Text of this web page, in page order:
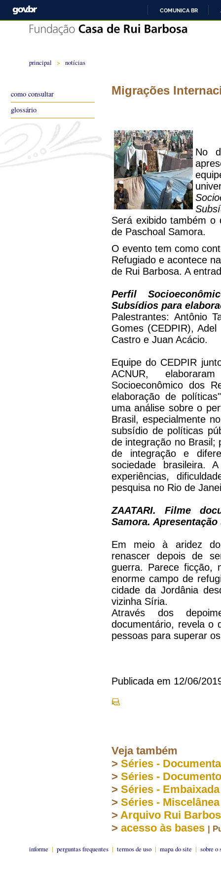
COMUNICA BR
principal > notícias
Migrações
No
Será exibido também o
de Paschoal Samora.
O evento tem como
Refugiado e acontece
de Rui Barbosa. A
Perfil
Subsídios para
Palestrantes: Antônio
Gomes (CEDPIR),
Castro e Juan Acácio.
Equipe do CEDPIR
ACNUR,
Socioeconômico dos
elaboração de
uma análise sobre o
Brasil, especialmente
subsídio de políticas
de integração no Brasil;
de integração e
sociedade brasileira.
experiências,
pesquisa no Rio de
ZAATARI. Filme
Samora.
Em meio à aridez
renascer depois de
guerra. Parece ficção,
enorme campo de
cidade da Jordânia
vizinha Síria.
Através dos
documentário, revela o
pessoas para superar
Publicada em 12/06/
Veja também
> Séries -
> Séries -
> Séries -
> Séries - Miscelânea
> Arquivo Rui
> acesso às bases |
informe | perguntas frequentes | termos de uso | mapa do site | sobre o
como consultar
glossário